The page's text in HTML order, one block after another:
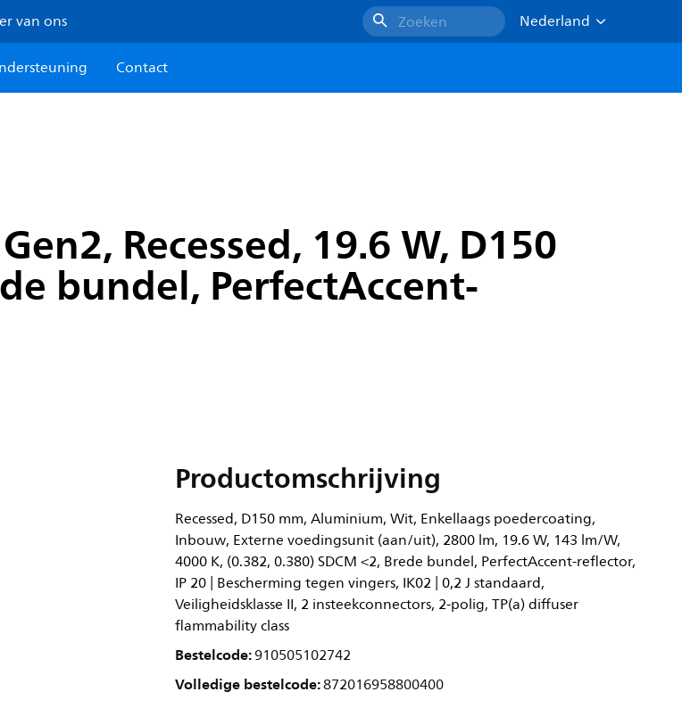
van ons Zoeken
Nederland
Contact
Recessed, 19.6 W, D150
bundel, PerfectAccent-
Productomschrijving
Recessed, D150 mm, Aluminium, Wit, Enkellaags poedercoating,
Inbouw, Externe voedingsunit (aan/uit), 2800 lm, 19.6 W, 143 lm/W,
4000 K, (0.382, 0.380) SDCM <2, Brede bundel, PerfectAccent-reflector,
IP 20 | Bescherming tegen vingers, IK02 | 0,2 J standaard,
Veiligheidsklasse II, 2 insteekconnectors, 2-polig, TP(a) diffuser
flammability class
Bestelcode:910505102742
Volledige bestelcode:872016958800400